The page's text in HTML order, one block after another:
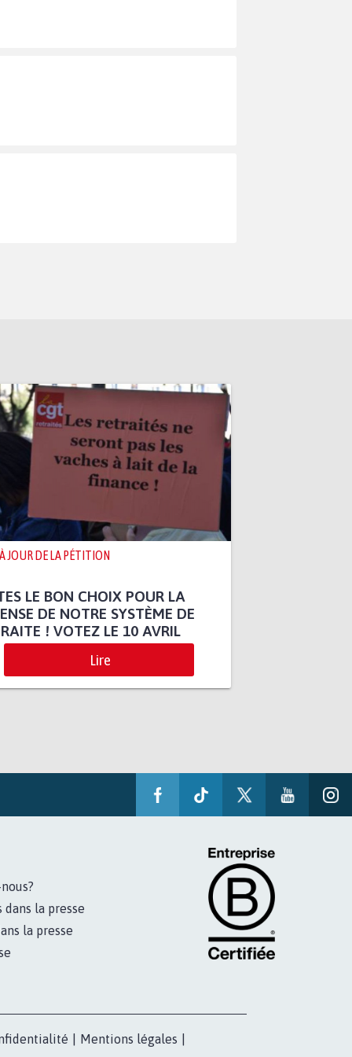
JOUR DE LA PÉTITION
LE BON CHOIX POUR LA
DE NOTRE SYSTÈME DE
! VOTEZ LE 10 AVRIL
Lire
dans la presse
la presse
Mentions légales